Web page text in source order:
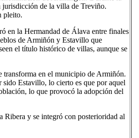
de la villa de Treviño.
pleito.
en la Hermandad de Álava entre finales
de Armiñón y Estavillo que
el título histórico de villas, aunque se
en el municipio de Armiñón.
Estavillo, lo cierto es que por aquel
lo que provocó la adopción del
Ribera y se integró con posterioridad al